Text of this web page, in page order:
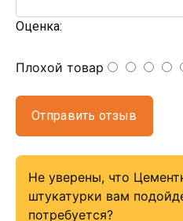
Оценка:
Плохой товар
Отправить отзыв
Не уверены, что
штукатурки вам
потребуется?